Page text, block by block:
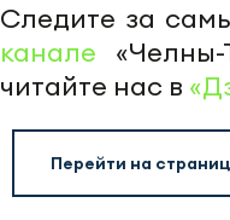
Следите за
канале «Челны-
читайте нас в
Перейти на